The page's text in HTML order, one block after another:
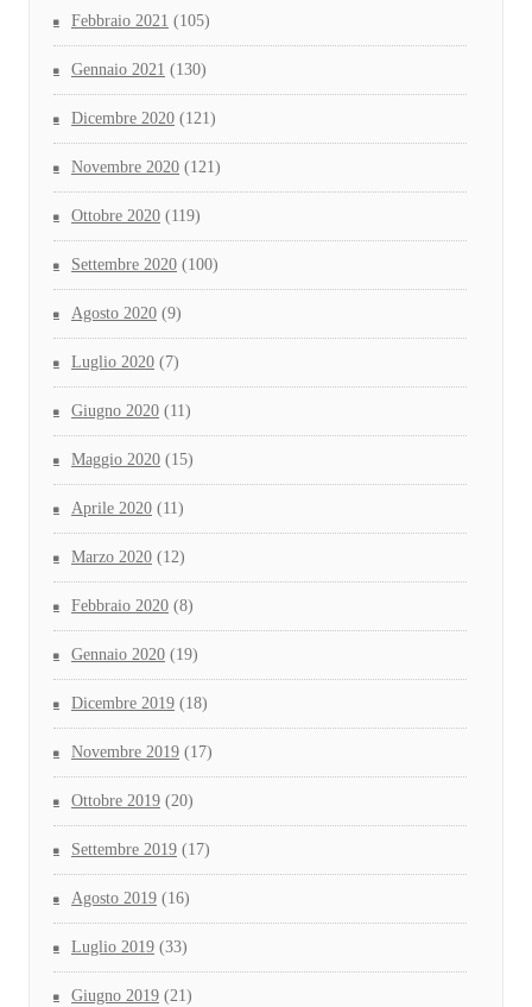
Febbraio 2021 (105)
Gennaio 2021 (130)
Dicembre 2020 (121)
Novembre 2020 (121)
Ottobre 2020 (119)
Settembre 2020 (100)
Agosto 2020 (9)
Luglio 2020 (7)
Giugno 2020 (11)
Maggio 2020 (15)
Aprile 2020 (11)
Marzo 2020 (12)
Febbraio 2020 (8)
Gennaio 2020 (19)
Dicembre 2019 (18)
Novembre 2019 (17)
Ottobre 2019 (20)
Settembre 2019 (17)
Agosto 2019 (16)
Luglio 2019 (33)
Giugno 2019 (21)